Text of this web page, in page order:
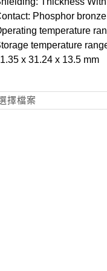
Phosphor
temperature
temperature
x 31.24 x 13.5 mm
擇檔案